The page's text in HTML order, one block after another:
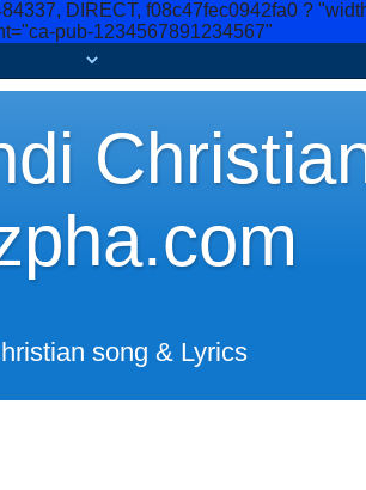
DIRECT, f08c47fec0942fa0 ?
pub-1234567891234567"
song & Lyrics